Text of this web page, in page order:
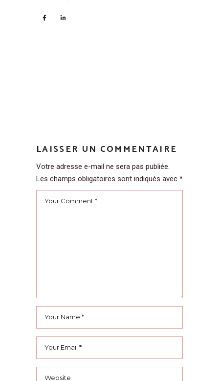
LAISSER UN COMMENTAIRE
Votre adresse e-mail ne sera pas publiée.
Les champs obligatoires sont indiqués avec *